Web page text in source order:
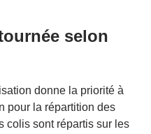
selon
donne la priorité à
pour la répartition des
colis sont répartis sur les